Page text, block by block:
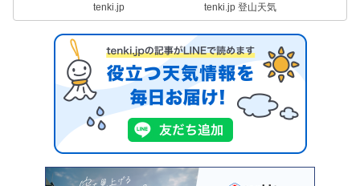
tenki.jp tenki.jp 登山天気